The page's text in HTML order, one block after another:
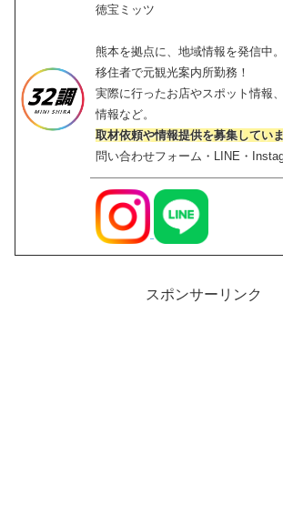
徳宝ミッツ
熊本を拠点に、地域情報を発信中。
移住者で元観光案内所勤務！
実際に行ったお店やスポット情報
情報など。
取材依頼や情報提供を募集していま
問い合わせフォーム・LINE・
スポンサーリンク